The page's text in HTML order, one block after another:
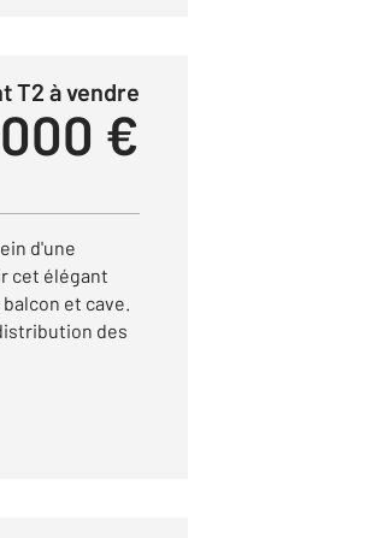
T2 à vendre
000 €
d'une
cet élégant
et cave.
des